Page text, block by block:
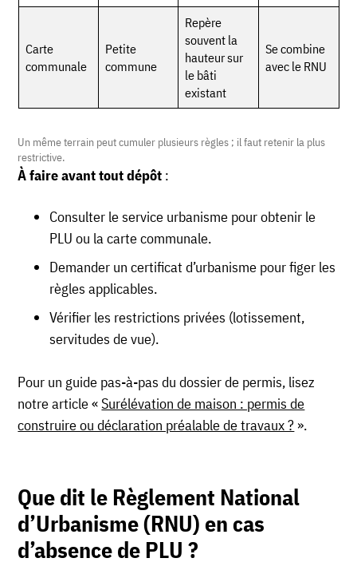
Carte
communale
Petite
commune
Repère
souvent la
hauteur sur
le bâti
existant
Se combine
avec le RNU
Un même terrain peut cumuler plusieurs règles ; il faut retenir la plus
restrictive.
À faire avant tout dépôt :
Consulter le service urbanisme pour obtenir le
PLU ou la carte communale.
Demander un certificat d’urbanisme pour figer les
règles applicables.
Vérifier les restrictions privées (lotissement,
servitudes de vue).
Pour un guide pas-à-pas du dossier de permis, lisez
notre article « Surélévation de maison : permis de
construire ou déclaration préalable de travaux ? ».
Que dit le Règlement National
d’Urbanisme (RNU) en cas
d’absence de PLU ?